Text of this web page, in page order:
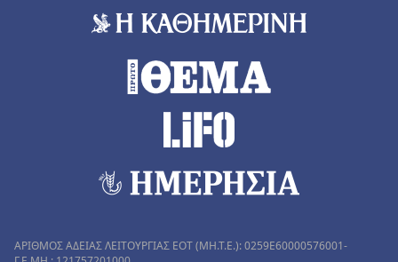
ΑΡΙΘΜΟΣ ΑΔΕΙΑΣ ΛΕΙΤΟΥΡΓΙΑΣ ΕΟΤ (MH.T.E.): 0259Ε60000576001-